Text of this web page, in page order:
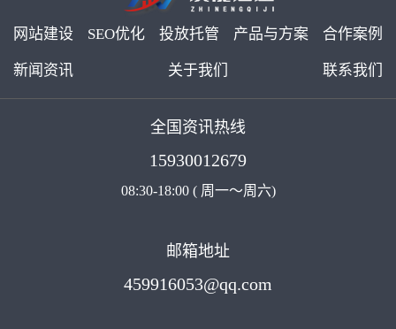
网站建设 SEO优化 投放托管 产品与方案 合作案例
新闻资讯 关于我们 联系我们
全国资讯热线
15930012679
08:30-18:00 ( 周一～周六)
邮箱地址
459916053@qq.com